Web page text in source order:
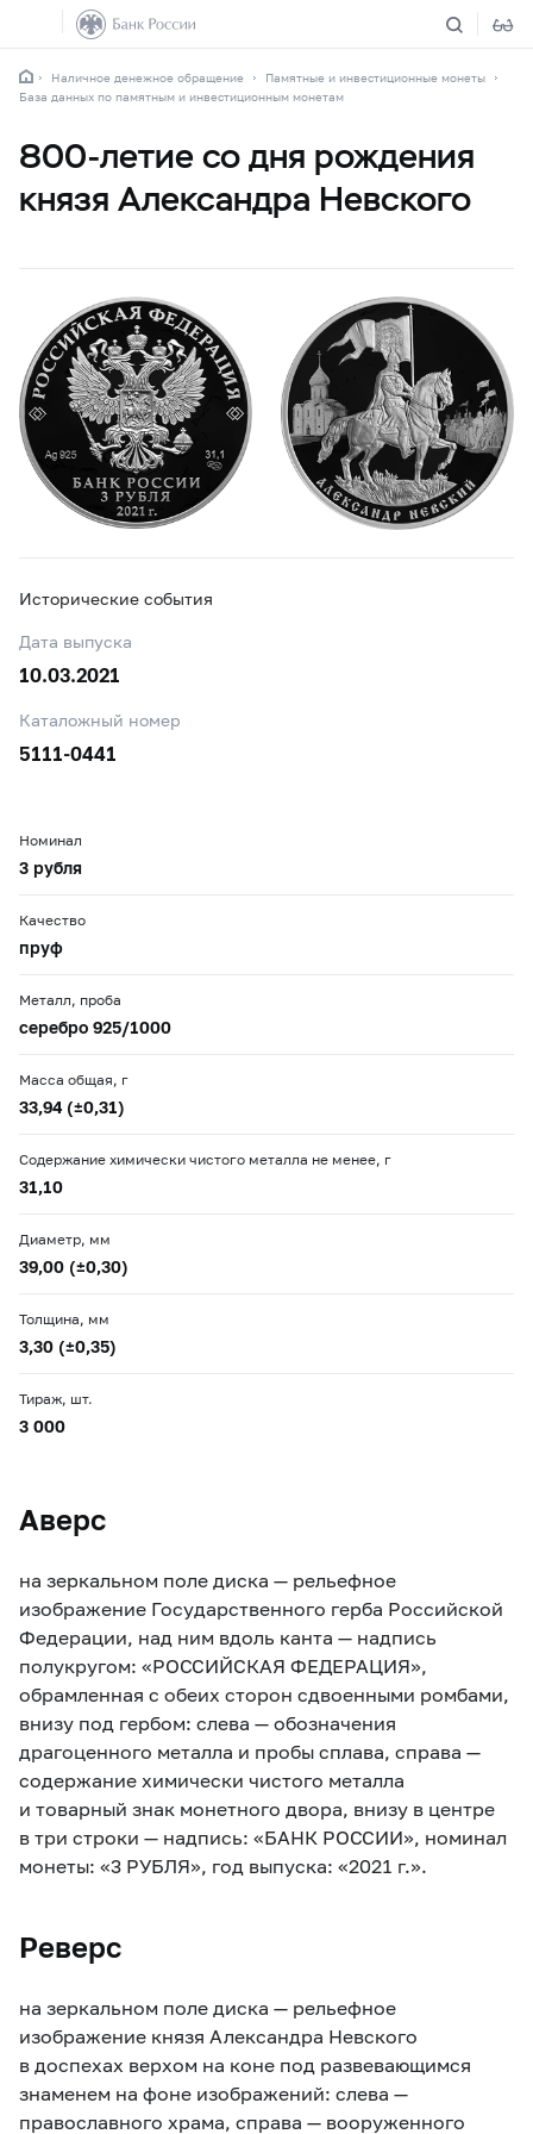
Наличное денежное обращение
Памятные и инвестиционные монеты
База данных по памятным и инвестиционным монетам
800-летиесо дня рождения
князя Александра Невского
Исторические события
Дата выпуска
10.03.2021
Каталожный номер
5111-0441
Номинал
3 рубля
Качество
пруф
Металл, проба
серебро 925/1000
Масса общая, г
33,94 (±0,31)
Содержание химически чистого металла не менее, г
31,10
Диаметр, мм
39,00 (±0,30)
Толщина, мм
3,30 (±0,35)
Тираж, шт.
3 000
Аверс
на зеркальном поле диска — рельефное
изображение Государственного герба Российской
Федерации, над ним вдоль канта — надпись
полукругом: «РОССИЙСКАЯ ФЕДЕРАЦИЯ»,
обрамленная с обеих сторон сдвоенными ромбами,
внизу под гербом: слева — обозначения
драгоценного металла и пробы сплава, справа —
содержание химически чистого металла
и товарный знак монетного двора, внизу в центре
в три строки — надпись: «БАНК РОССИИ», номинал
монеты: «3 РУБЛЯ», год выпуска: «2021 г.».
Реверс
на зеркальном поле диска — рельефное
изображение князя Александра Невского
в доспехах верхом на коне под развевающимся
знаменем на фоне изображений: слева —
православного храма, справа — вооруженного